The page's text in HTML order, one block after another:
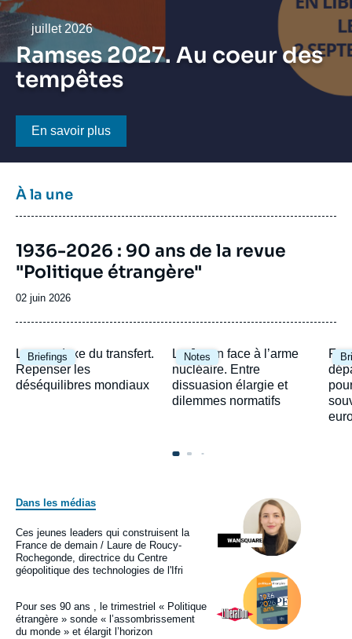
Nous soutenir
Date
juillet 2026
Ramses 2027. Au coeur des
tempêtes
Bouton CTA
En savoir plus
Titre
bloc
la
une
À la une
Image
de
couverture
la
1936-2026 : 90 ans de la revue
"Politique étrangère"
Date
02 juin 2026
Briefings
Image
principale
Le paradoxe du transfert.
Repenser les
déséquilibres mondiaux
Notes
Image
principale
Le Japon face à l’arme
nucléaire. Entre
dissuasion élargie et
dilemmes normatifs
Dans les médias
Logo
Image
principale
médiatique
Ces jeunes leaders qui construisent la
France de demain / Laure de Roucy-
Rochegonde, directrice du Centre
géopolitique des technologies de l'Ifri
Logo
Image
principale
médiatique
Pour ses 90 ans , le trimestriel « Politique
étrangère » sonde « l’assombrissement
du monde » et élargit l’horizon